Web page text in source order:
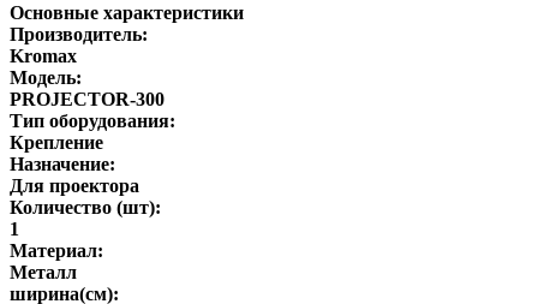
Основные характеристики
Производитель:
Kromax
Модель:
PROJECTOR-300
Тип оборудования:
Крепление
Назначение:
Для проектора
Количество (шт):
1
Материал:
Металл
ширина(см):